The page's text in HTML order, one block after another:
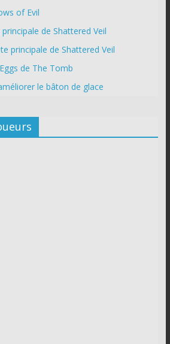
of Evil
de Shattered Veil
principale de Shattered Veil
de The Tomb
le bâton de glace